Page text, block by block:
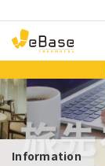
Information